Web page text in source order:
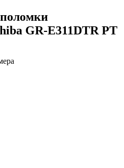
GR-E311DTR PT